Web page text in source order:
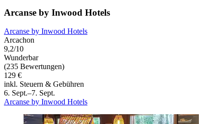
Arcanse by Inwood Hotels
Arcanse by Inwood Hotels
Arcachon
9,2/10
Wunderbar
(235 Bewertungen)
129 €
inkl. Steuern & Gebühren
6. Sept.–7. Sept.
Arcanse by Inwood Hotels